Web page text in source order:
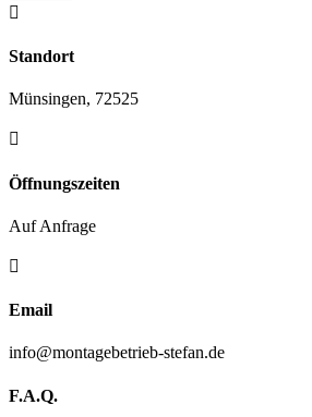

Standort
Münsingen, 72525

Öffnungszeiten
Auf Anfrage

Email
info@montagebetrieb-stefan.de
F.A.Q.